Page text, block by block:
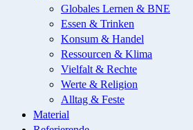
Globales Lernen & BNE
Essen & Trinken
Konsum & Handel
Ressourcen & Klima
Vielfalt & Rechte
Werte & Religion
Alltag & Feste
Material